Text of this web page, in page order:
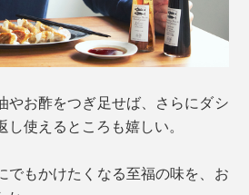
やお酢をつぎ足せば、さらにダシ
使えるところも嬉しい。
でもかけたくなる至福の味を、お